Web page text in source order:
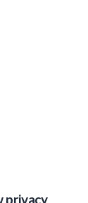
privacy